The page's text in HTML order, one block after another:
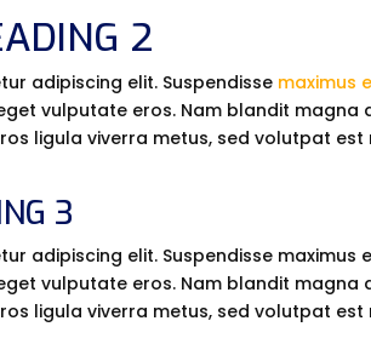
2
adipiscing elit. Suspendisse maximus
vulputate eros. Nam blandit
ligula viverra metus, sed volutpat
3
adipiscing elit. Suspendisse
vulputate eros. Nam blandit
ligula viverra metus, sed volutpat